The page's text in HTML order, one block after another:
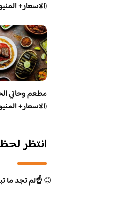
(الاسعار+
مطعم وحاتي
(الاسعار+
انتظر
😊☝️لم تجد ما